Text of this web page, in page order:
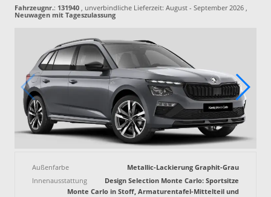
Fahrzeugnr.: 131940 , unverbindliche Lieferzeit: August - September 2026 ,
Neuwagen mit Tageszulassung
Außenfarbe
Metallic-Lackierung Graphit-Grau
Innenausstattung
Design Selection Monte Carlo: Sportsitze
Monte Carlo in Stoff, Armaturentafel-Mittelteil und